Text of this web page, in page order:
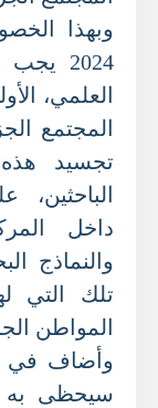
وبهذا
2024
العلمي،
المجتمع
تجسيد هذه
داخل
والنماذج
تلك التي
المواطن
وأضاف في
سيحظى به